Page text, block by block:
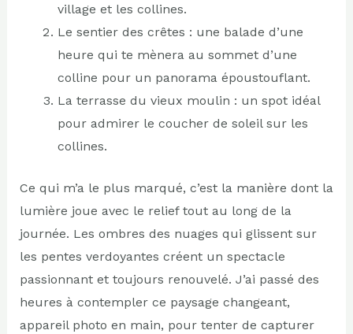
village et les collines.
Le sentier des crêtes : une balade d’une
heure qui te mènera au sommet d’une
colline pour un panorama époustouflant.
La terrasse du vieux moulin : un spot idéal
pour admirer le coucher de soleil sur les
collines.
Ce qui m’a le plus marqué, c’est la manière dont la
lumière joue avec le relief tout au long de la
journée. Les ombres des nuages qui glissent sur
les pentes verdoyantes créent un spectacle
passionnant et toujours renouvelé. J’ai passé des
heures à contempler ce paysage changeant,
appareil photo en main, pour tenter de capturer